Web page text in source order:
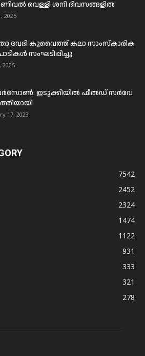
വെള്ളി ശനി ദിവസങ്ങളിൽ
2025
വേദി കുവൈത്ത് കലാ സാംസ്കാരിക
സംഘടിപ്പിച്ചു
2025
ഇടുക്കിയില്‍ ഫീല്‍ഡ് സര്‍വേ
17, 2023
7542
2452
2324
1474
1122
931
333
321
278